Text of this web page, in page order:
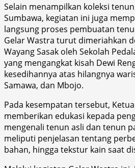
Selain menampilkan koleksi
Sumbawa, kegiatan ini juga
langsung proses pembuatan
Gelar Wastra turut dimeriahkan
Wayang Sasak oleh Sekolah
yang mengangkat kisah Dewi
kesedihannya atas hilangnya
Samawa, dan Mbojo.
Pada kesempatan tersebut,
memberikan edukasi kepada
mengenali tenun asli dan tenun
meliputi penjelasan tentang
bahan, hingga tekstur kain saat